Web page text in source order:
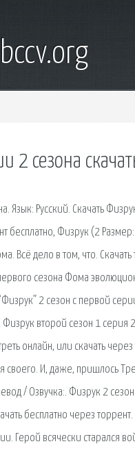
2 сезона
Язык: Русский. Скачать
бесплатно, Физрук (2
Всё дело в том, что.
сезона Фома
2 сезон с первой
Физрук второй сезон 1
онлайн, или скачать
своего. И, даже, пришлось
/ Озвучка:. Физрук 2
бесплатно через
Герой всячески старался